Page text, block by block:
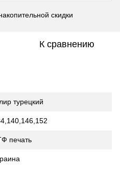
скидки
К сравнению
турецкий
печать